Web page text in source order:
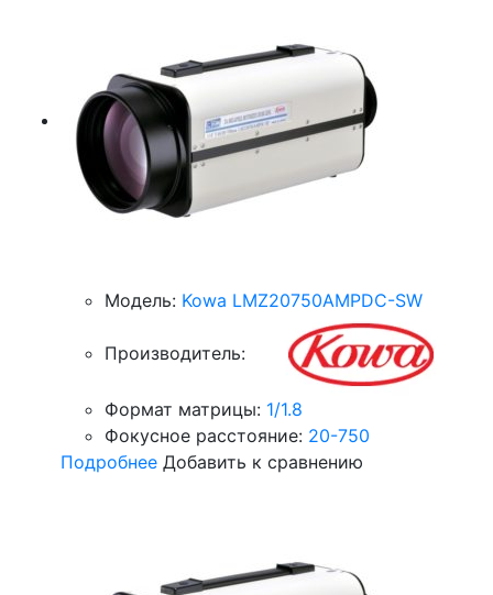
Модель: Kowa LMZ20750AMPDC-SW
Производитель:
Формат матрицы: 1/1.8
Фокусное расстояние: 20-750
Подробнее Добавить к сравнению